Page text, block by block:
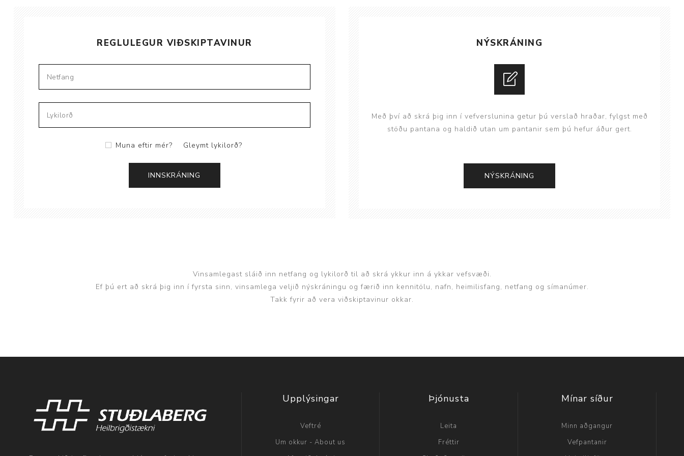
Brjóstaaðgerðir
Aukabúnaður
Innréttingar, vagnar og
borð
Rekstrarvörur
Skoðunar- og
Þrýstingsvafningar
REGLULEGUR VIÐSKIPTAVINUR
Muna eftir mér? Gleymt lykilorð?
NÝSKRÁNING
Með því að skrá þig inn í vefverslunina getur þú verslað hraðar, fylgst með
stöðu pantana og haldið utan um pantanir sem þú hefur áður gert.
Vinsamlegast sláið inn netfang og lykilorð til að skrá ykkur inn á ykkar vefsvæði.
Ef þú ert að skrá þig inn í fyrsta sinn, vinsamlega veljið nýskráningu og færið inn kennitölu, nafn, heimilisfang, netfang og símanúmer.
Takk fyrir að vera viðskiptavinur okkar.
Upplýsingar
Veftré
Um okkur - About us
Þjónusta
Leita
Fréttir
Mínar síður
Minn aðgangur
Vefpantanir